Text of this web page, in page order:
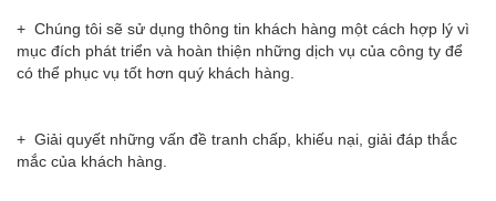
+ Chúng tôi sẽ sử dụng thông tin khách hàng một cách hợp lý vì
mục đích phát triển và hoàn thiện những dịch vụ của công ty để
có thể phục vụ tốt hơn quý khách hàng.
+ Giải quyết những vấn đề tranh chấp, khiếu nại, giải đáp thắc
mắc của khách hàng.